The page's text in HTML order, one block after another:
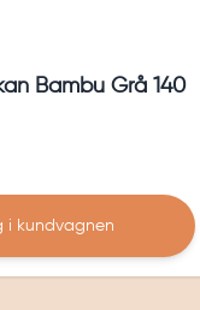
Bambu Grå 140
i kundvagnen